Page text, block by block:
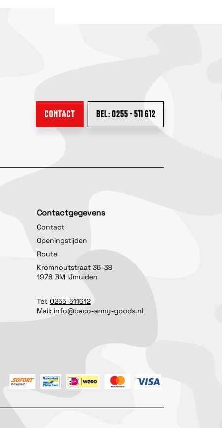
CONTACT BEL: 0255 - 511 612
Contactgegevens
Contact
Openingstijden
Route
Kromhoutstraat 36-38
1976 BM IJmuiden
Tel: 0255-511612
Mail: info@baco-army-goods.nl